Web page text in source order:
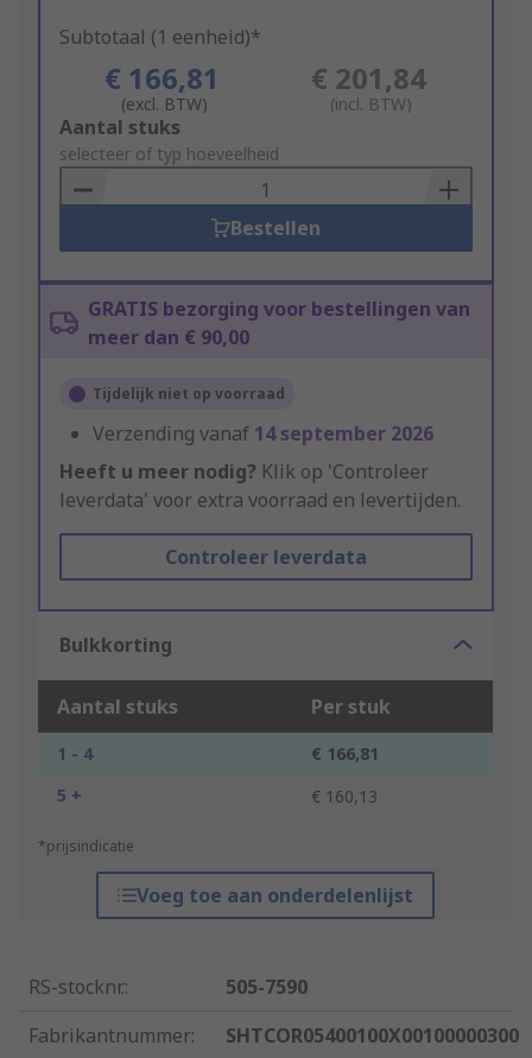
Subtotaal (1 eenheid)*
€ 166,81
(excl. BTW)
€ 201,84
(incl. BTW)
Add
to
Basket
Aantal stuks
selecteer of typ hoeveelheid
Bestellen
GRATIS bezorging voor bestellingen van
meer dan € 90,00
Tijdelijk niet op voorraad
Verzending vanaf 14 september 2026
Heeft u meer nodig? Klik op 'Controleer
leverdata' voor extra voorraad en levertijden.
Controleer leverdata
Bulkkorting
Aantal stuks Per stuk
1 - 4
€ 166,81
5 +
€ 160,13
*prijsindicatie
Voeg toe aan onderdelenlijst
RS-stocknr.:
505-7590
Fabrikantnummer:
SHTCOR05400100X00100000300